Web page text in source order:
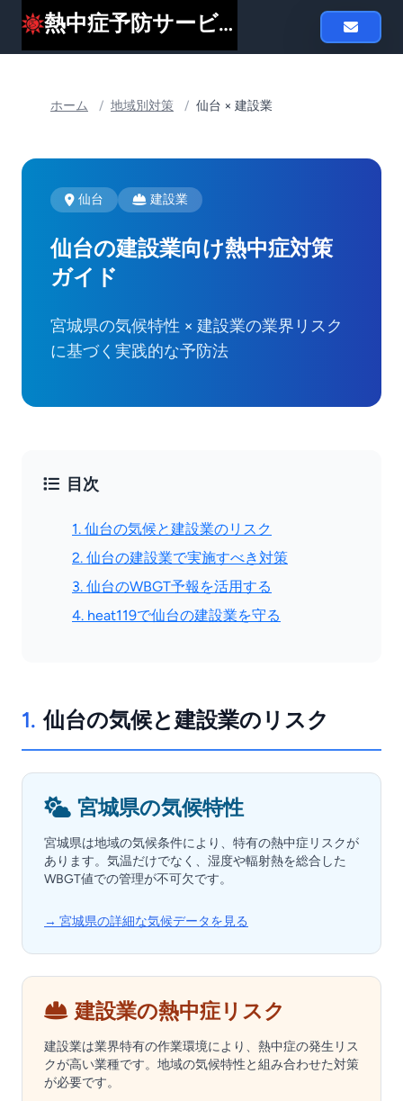
熱中症予防サービスheat119
ホーム / 地域別対策 / 仙台 × 建設業
仙台 建設業
仙台の建設業向け熱中症対策
ガイド
宮城県の気候特性 × 建設業の業界リスク
に基づく実践的な予防法
目次
1. 仙台の気候と建設業のリスク
2. 仙台の建設業で実施すべき対策
3. 仙台のWBGT予報を活用する
4. heat119で仙台の建設業を守る
1. 仙台の気候と建設業のリスク
宮城県の気候特性
宮城県は地域の気候条件により、特有の熱中症リスクが
あります。気温だけでなく、湿度や輻射熱を総合した
WBGT値での管理が不可欠です。
→ 宮城県の詳細な気候データを見る
建設業の熱中症リスク
建設業は業界特有の作業環境により、熱中症の発生リス
クが高い業種です。地域の気候特性と組み合わせた対策
が必要です。